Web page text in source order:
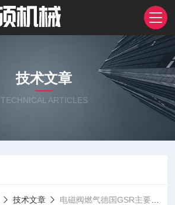
技术文章
TECHNICAL ARTICLES
技术文章 电磁阀燃气德国GSR主要性能参数